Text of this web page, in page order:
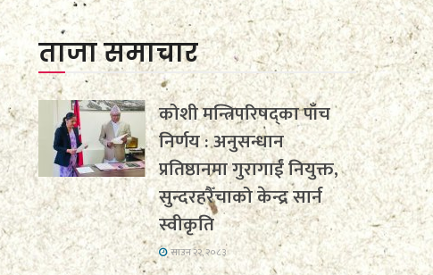
ताजा समाचार
कोशी मन्त्रिपरिषद्का पाँच
निर्णय : अनुसन्धान
प्रतिष्ठानमा गुरागाईं नियुक्त,
सुन्दरहरैँचाको केन्द्र सार्न
स्वीकृति
साउन २२, २०८३